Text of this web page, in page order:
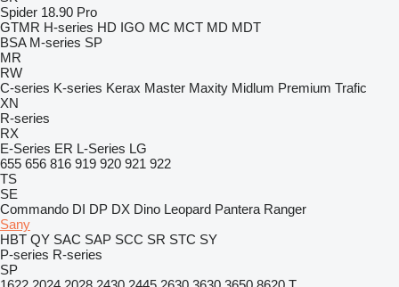
Spider 18.90 Pro
GTMR H-series HD IGO MC MCT MD MDT
BSA M-series SP
MR
RW
C-series K-series Kerax Master Maxity Midlum Premium Trafic
XN
R-series
RX
E-Series ER L-Series LG
655 656 816 919 920 921 922
TS
SE
Commando DI DP DX Dino Leopard Pantera Ranger
Sany
HBT QY SAC SAP SCC SR STC SY
P-series R-series
SP